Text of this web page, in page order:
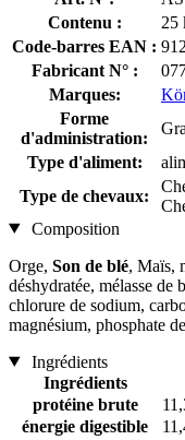
Contenu :
25
Code-barres EAN :
Fabricant N° :
Marques:
Forme
d'administration:
Type d'aliment:
Type de chevaux:
Composition
Orge, Son de blé, Maïs,
déshydratée, mélasse de
chlorure de sodium,
magnésium, phosphate
Ingrédients
Ingrédients
protéine brute
énergie digestible